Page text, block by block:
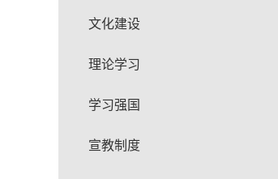
文化建设
理论学习
学习强国
宣教制度